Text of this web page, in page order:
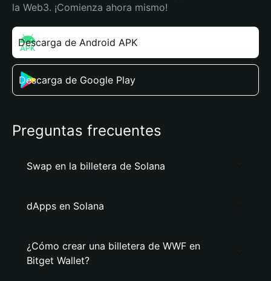
la Web3. ¡Comienza ahora mismo!
Descarga de Android APK
Descarga de Google Play
Preguntas frecuentes
Swap en la billetera de Solana
dApps en Solana
¿Cómo crear una billetera de WWF en
Bitget Wallet?